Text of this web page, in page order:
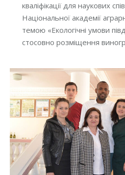
кваліфікації для наукових
Національної академії
темою «Екологічні умови
стосовно розміщення